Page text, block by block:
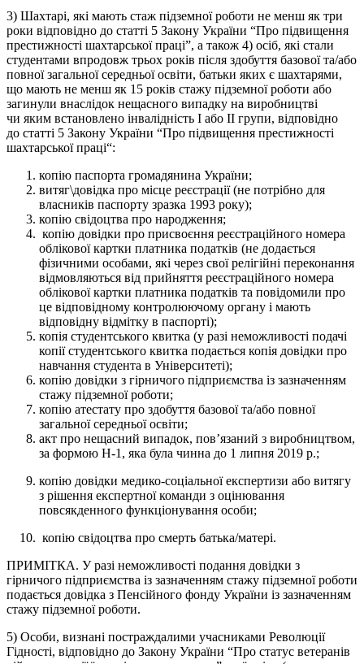
3) Шахтарі, які мають стаж підземної роботи не менш як три
роки відповідно до статті 5 Закону України “Про підвищення
престижності шахтарської праці”, а також 4) осіб, які стали
студентами впродовж трьох років після здобуття базової та/або
повної загальної середньої освіти, батьки яких є шахтарями,
що мають не менш як 15 років стажу підземної роботи або
загинули внаслідок нещасного випадку на виробництві
чи яким встановлено інвалідність I або II групи, відповідно
до статті 5 Закону України “Про підвищення престижності
шахтарської праці“:
копію паспорта громадянина України;
витяг\довідка про місце реєстрації (не потрібно для
власників паспорту зразка 1993 року);
копію свідоцтва про народження;
копію довідки про присвоєння реєстраційного номера
облікової картки платника податків (не додається
фізичними особами, які через свої релігійні переконання
відмовляються від прийняття реєстраційного номера
облікової картки платника податків та повідомили про
це відповідному контролюючому органу і мають
відповідну відмітку в паспорті);
копія студентського квитка (у разі неможливості подачі
копії студентського квитка подається копія довідки про
навчання студента в Університеті);
копію довідки з гірничого підприємства із зазначенням
стажу підземної роботи;
копію атестату про здобуття базової та/або повної
загальної середньої освіти;
акт про нещасний випадок, пов’язаний з виробництвом,
за формою Н-1, яка була чинна до 1 липня 2019 р.;
копію довідки медико-соціальної експертизи або витягу
з рішення експертної команди з оцінювання
повсякденного функціонування особи;
копію свідоцтва про смерть батька/матері.
ПРИМІТКА. У разі неможливості подання довідки з
гірничого підприємства із зазначенням стажу підземної роботи
подається довідка з Пенсійного фонду України із зазначенням
стажу підземної роботи.
5) Особи, визнані постраждалими учасниками Революції
Гідності, відповідно до Закону України “Про статус ветеранів